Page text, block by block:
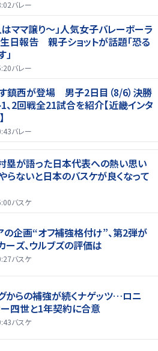
バレー
はママ譲り～」人気女子バレーボーラ
日報告 親子ショットが話題「恐る
バレー
鎮西が登場 男子2日目（8/6）決勝
1、2回戦全21試合を紹介【近畿インタ
バレー
村塁が語った日本代表への熱い思い
やらないと日本のバスケが良くなって
バスケ
の企画“オフ補強格付け”、第2弾が
ズ、ウルブズの評価は
バスケ
からの補強が続くナゲッツ…ロニ
ー四世と1年契約に合意
バスケ